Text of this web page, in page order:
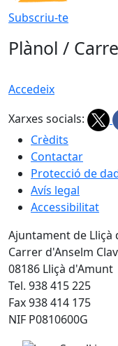
Subscriu-te
Plànol /
Accedeix
Xarxes socials:
Crèdits
Contactar
Protecció de
Avís legal
Accessibilitat
Ajuntament de Lliçà
Carrer d'Anselm
08186 Lliçà d'Amunt
Tel. 938 415 225
Fax 938 414 175
NIF P0810600G